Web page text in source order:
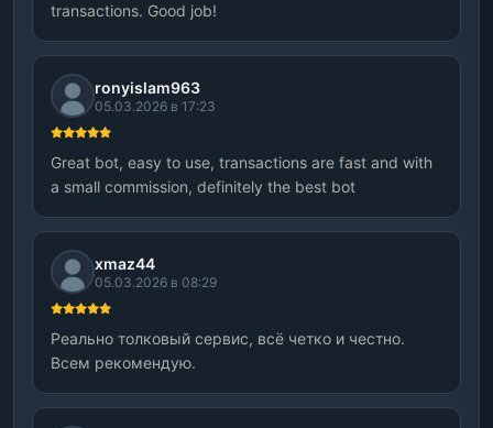
transactions. Good job!
ronyislam963
05.03.2026 в 17:23
Great bot, easy to use, transactions are fast and with
a small commission, definitely the best bot
xmaz44
05.03.2026 в 08:29
Реально толковый сервис, всё четко и честно.
Всем рекомендую.